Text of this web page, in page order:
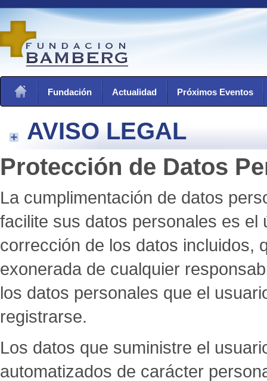
Fundación Actualidad Próximos Eventos
AVISO LEGAL
Protección de Datos
La cumplimentación de datos
facilite sus datos personales es
corrección de los datos incluidos,
exonerada de cualquier
los datos personales que el
registrarse.
Los datos que suministre el
automatizados de carácter